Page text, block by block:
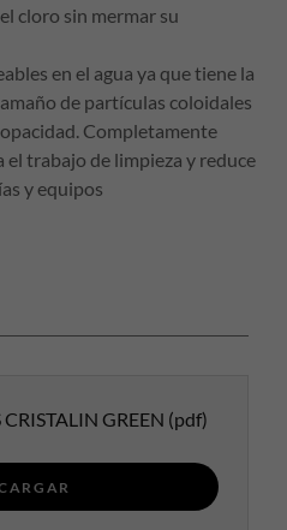
cloro sin mermar su
en el agua ya que tiene la
de partículas coloidales
Completamente
el trabajo de limpieza y reduce
y equipos
GREEN (pdf)